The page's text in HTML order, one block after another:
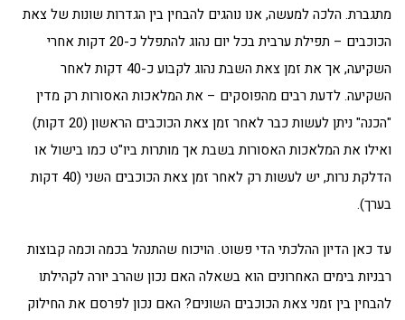
מתגברת. הלכה למעשה, אנו נוהגים להבחין בין הגדרות שונות של צאת
הכוכבים – תפילת ערבית בכל יום נהוג להתפלל כ-20 דקות אחרי
השקיעה, אך את זמן צאת השבת נהוג לקבוע כ-40 דקות לאחר
השקיעה. לדעת רבים מהפוסקים – את המלאכות האסורות רק מדין
"הכנה" ניתן לעשות כבר לאחר זמן צאת הכוכבים הראשון (20 דקות)
ואילו את המלאכות האסורות בשבת אך מותרות ביו"ט כמו בישול או
הדלקת נרות, יש לעשות רק לאחר זמן צאת הכוכבים השני (40 דקות
בערך).
עד כאן הדיון ההלכתי הדי פשוט. הויכוח שהתנהל בכמה וכמה קבוצות
רבניות בימים האחרונים הוא בשאלה האם נכון שהרב יורה לקהילתו
להבחין בין זמני צאת הכוכבים השונים? האם נכון לפרסם את החילוק